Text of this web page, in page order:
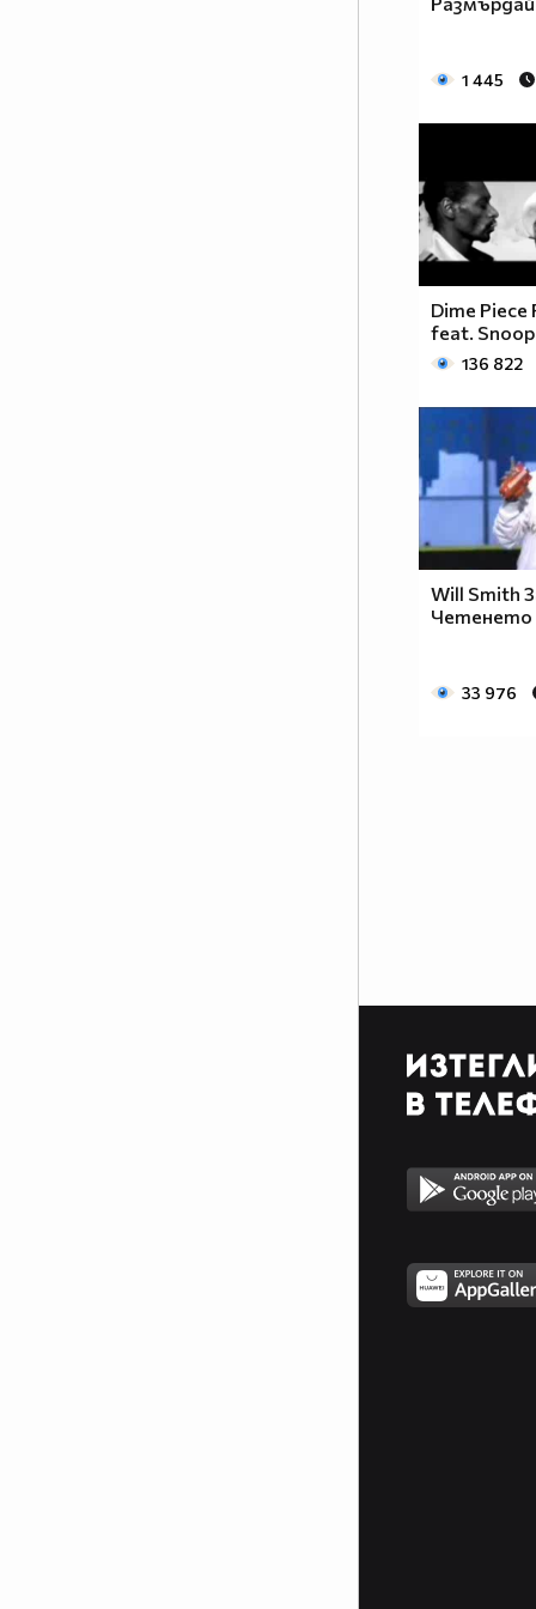
1 445
Dime Piece
feat. Snoop
136 822
Will Smith
Четенето
33 976